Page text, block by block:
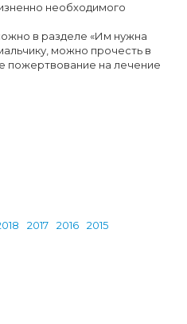
необходимого
в разделе «Им нужна
можно прочесть в
пожертвование на лечение
2017 2016 2015